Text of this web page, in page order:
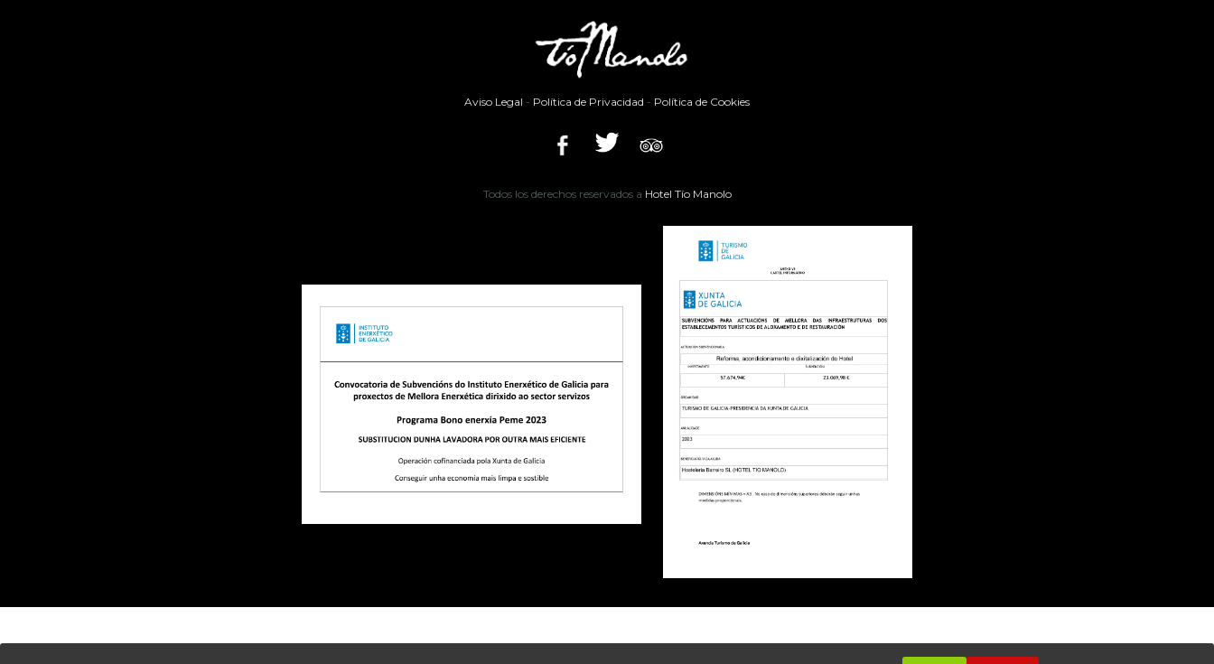
Aviso Legal - Política de Privacidad - Política de Cookies
Todos los derechos reservados a Hotel Tío Manolo